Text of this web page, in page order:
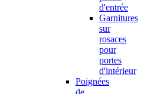
d'entrée
Garnitures
sur
rosaces
pour
portes
d'intérieur
Poignées
de